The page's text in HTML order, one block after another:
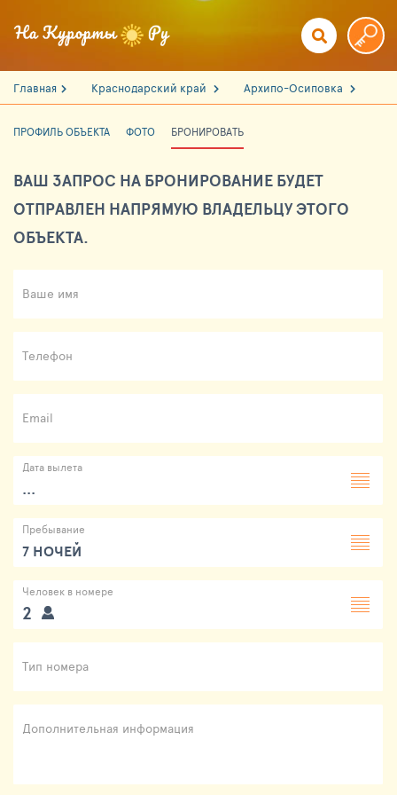
Главная Краснодарский край Архипо-Осиповка
ПРОФИЛЬ ОБЪЕКТА ФОТО БРОНИРОВАТЬ
ВАШ ЗАПРОС НА БРОНИРОВАНИЕ БУДЕТ
ОТПРАВЛЕН НАПРЯМУЮ ВЛАДЕЛЬЦУ ЭТОГО
ОБЪЕКТА.
Ваше имя
Телефон
Email
Дата вылета
...
Пребывание
7 НОЧЕЙ
Человек в номере
2
Тип номера
Дополнительная информация